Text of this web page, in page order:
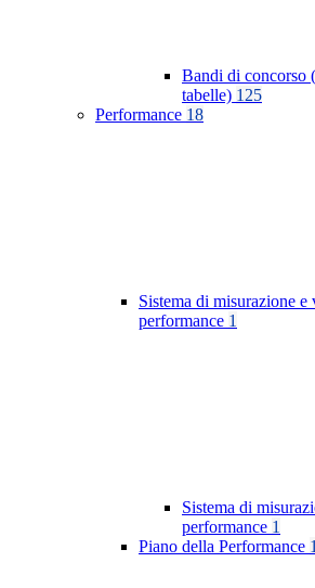
Bandi di concorso
tabelle) 125
Performance 18
Sistema di misurazione e
performance 1
Sistema di
performance 1
Piano della Performance 1